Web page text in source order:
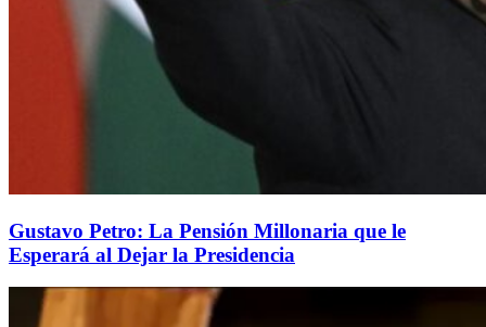
Gustavo Petro: La Pensión Millonaria que le
Esperará al Dejar la Presidencia